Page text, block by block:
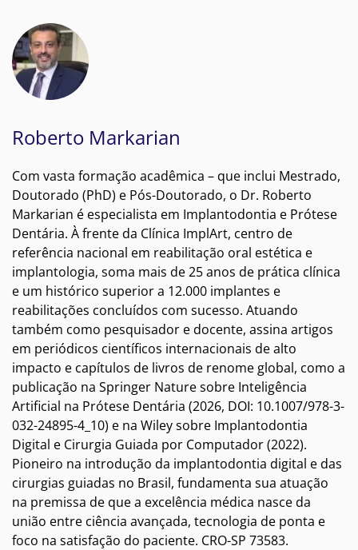
Roberto Markarian
Com vasta formação acadêmica – que inclui Mestrado,
Doutorado (PhD) e Pós-Doutorado, o Dr. Roberto
Markarian é especialista em Implantodontia e Prótese
Dentária. À frente da Clínica ImplArt, centro de
referência nacional em reabilitação oral estética e
implantologia, soma mais de 25 anos de prática clínica
e um histórico superior a 12.000 implantes e
reabilitações concluídos com sucesso. Atuando
também como pesquisador e docente, assina artigos
em periódicos científicos internacionais de alto
impacto e capítulos de livros de renome global, como a
publicação na Springer Nature sobre Inteligência
Artificial na Prótese Dentária (2026, DOI: 10.1007/978-3-
032-24895-4_10) e na Wiley sobre Implantodontia
Digital e Cirurgia Guiada por Computador (2022).
Pioneiro na introdução da implantodontia digital e das
cirurgias guiadas no Brasil, fundamenta sua atuação
na premissa de que a excelência médica nasce da
união entre ciência avançada, tecnologia de ponta e
foco na satisfação do paciente. CRO-SP 73583.